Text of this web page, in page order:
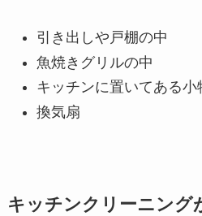
引き出しや戸棚の中
魚焼きグリルの中
キッチンに置いてある小
換気扇
キッチンクリーニング